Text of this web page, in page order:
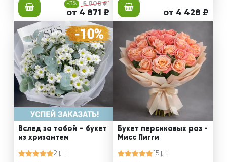
-3% 5 008 ₽
от 4 871 ₽ от 4 428 ₽
Вслед за тобой – букет
из хризантем
2
Букет персиковых роз -
Мисс Пигги
15